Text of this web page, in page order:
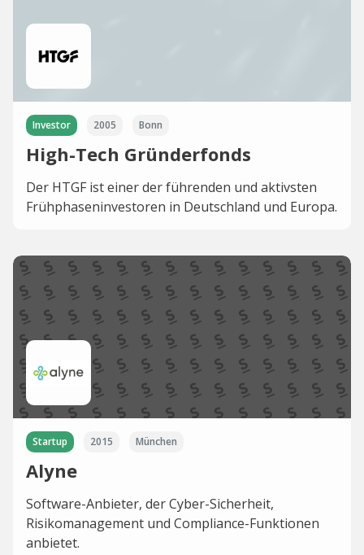
Investor 2005 Bonn
High-Tech Gründerfonds
Der HTGF ist einer der führenden und aktivsten
Frühphaseninvestoren in Deutschland und Europa.
Startup 2015 München
Alyne
Software-Anbieter, der Cyber-Sicherheit,
Risikomanagement und Compliance-Funktionen
anbietet.